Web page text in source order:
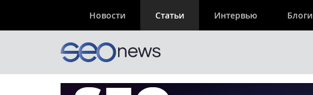
Новости Статьи Интервью Блоги